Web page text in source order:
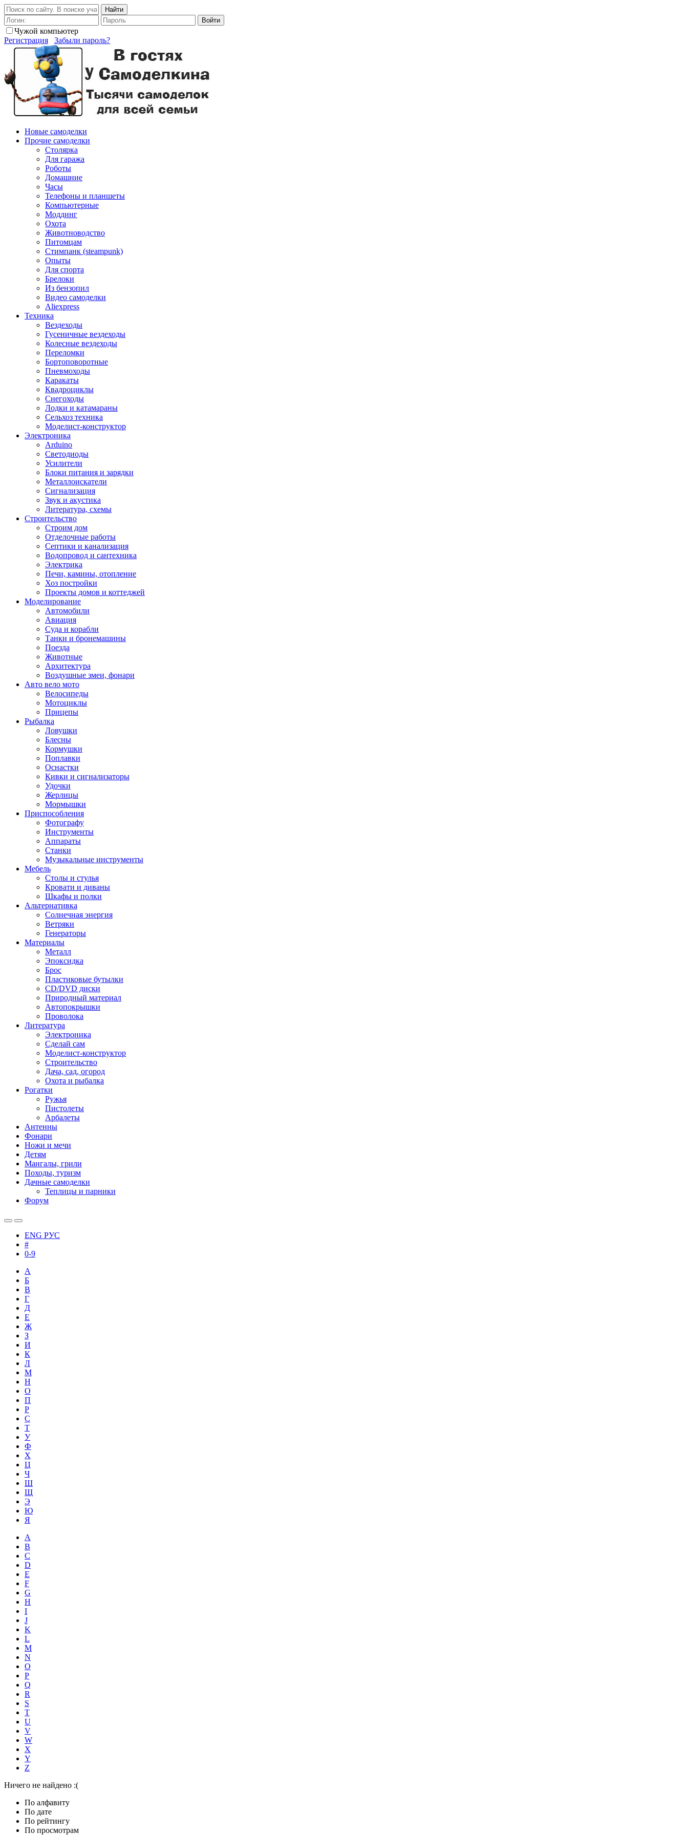
Найти
Войти
Чужой компьютер
Регистрация
Забыли пароль?
Новые самоделки
Прочие самоделки
Столярка
Для гаража
Роботы
Домашние
Часы
Телефоны и планшеты
Компьютерные
Моддинг
Охота
Животноводство
Питомцам
Стимпанк (steampunk)
Опыты
Для спорта
Брелоки
Из бензопил
Видео самоделки
Aliexpress
Техника
Вездеходы
Гусеничные вездеходы
Колесные вездеходы
Переломки
Бортоповоротные
Пневмоходы
Каракаты
Квадроциклы
Снегоходы
Лодки и катамараны
Сельхоз техника
Моделист-конструктор
Электроника
Arduino
Светодиоды
Усилители
Блоки питания и зарядки
Металлоискатели
Сигнализация
Звук и акустика
Литература, схемы
Строительство
Строим дом
Отделочные работы
Септики и канализация
Водопровод и сантехника
Электрика
Печи, камины, отопление
Хоз постройки
Проекты домов и коттеджей
Моделирование
Автомобили
Авиация
Суда и корабли
Танки и бронемашины
Поезда
Животные
Архитектура
Воздушные змеи, фонари
Авто вело мото
Велосипеды
Мотоциклы
Прицепы
Рыбалка
Ловушки
Блесны
Кормушки
Поплавки
Оснастки
Кивки и сигнализаторы
Удочки
Жерлицы
Мормышки
Приспособления
Фотографу
Инструменты
Аппараты
Станки
Музыкальные инструменты
Мебель
Столы и стулья
Кровати и диваны
Шкафы и полки
Альтернативка
Солнечная энергия
Ветряки
Генераторы
Материалы
Металл
Эпоксидка
Брос
Пластиковые бутылки
CD/DVD диски
Природный материал
Автопокрышки
Проволока
Литература
Электроника
Сделай сам
Моделист-конструктор
Строительство
Дача, сад, огород
Охота и рыбалка
Рогатки
Ружья
Пистолеты
Арбалеты
Антенны
Фонари
Ножи и мечи
Детям
Мангалы, грили
Походы, туризм
Дачные самоделки
Теплицы и парники
Форум
ENG РУС
#
0-9
А
Б
В
Г
Д
Е
Ж
З
И
К
Л
М
Н
О
П
Р
С
Т
У
Ф
Х
Ц
Ч
Ш
Щ
Э
Ю
Я
A
B
C
D
E
F
G
H
I
J
K
L
M
N
O
P
Q
R
S
T
U
V
W
X
Y
Z
Ничего не найдено :(
По алфавиту
По дате
По рейтингу
По просмотрам